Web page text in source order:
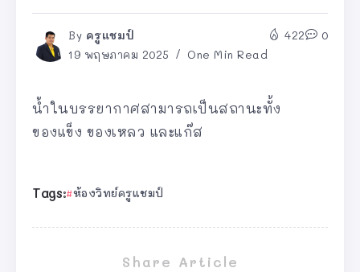
By ครูแชมป์
19 พฤษภาคม 2025
One Min Read
422 0
น้ำในบรรยากาศสามารถเป็นสถานะทั้ง
ของแข็ง ของเหลว และแก๊ส
Tags: ห้องวิทย์ครูแชมป์
Share Article